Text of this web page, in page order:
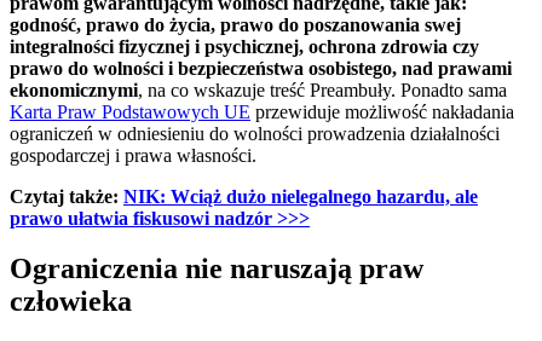
godność, prawo do życia, prawo do poszanowania swej
integralności fizycznej i psychicznej, ochrona zdrowia czy
prawo do wolności i bezpieczeństwa osobistego, nad prawami
ekonomicznymi, na co wskazuje treść Preambuły. Ponadto sama
Karta Praw Podstawowych UE przewiduje możliwość nakładania
ograniczeń w odniesieniu do wolności prowadzenia działalności
gospodarczej i prawa własności.
Czytaj także: NIK: Wciąż dużo nielegalnego hazardu, ale
prawo ułatwia fiskusowi nadzór >>>
Ograniczenia nie naruszają praw
człowieka